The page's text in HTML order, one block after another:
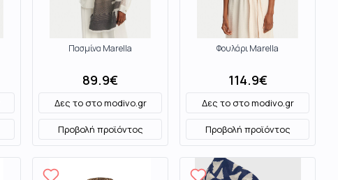
Πασμίνα Marella
89.9€
Δες το στοmodivo.gr
Προβολή προϊόντος
Φουλάρι Marella
114.9€
Δες το στοmodivo.gr
Προβολή προϊόντος